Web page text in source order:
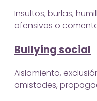
Insultos, burlas,
ofensivos o
Bullying social
Aislamiento,
amistades,